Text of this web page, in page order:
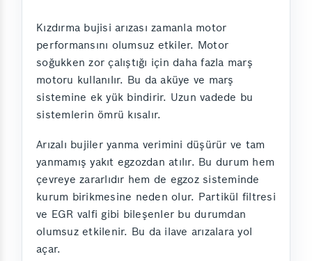
Kızdırma bujisi arızası zamanla motor
performansını olumsuz etkiler. Motor
soğukken zor çalıştığı için daha fazla marş
motoru kullanılır. Bu da aküye ve marş
sistemine ek yük bindirir. Uzun vadede bu
sistemlerin ömrü kısalır.
Arızalı bujiler yanma verimini düşürür ve tam
yanmamış yakıt egzozdan atılır. Bu durum hem
çevreye zararlıdır hem de egzoz sisteminde
kurum birikmesine neden olur. Partikül filtresi
ve EGR valfi gibi bileşenler bu durumdan
olumsuz etkilenir. Bu da ilave arızalara yol
açar.